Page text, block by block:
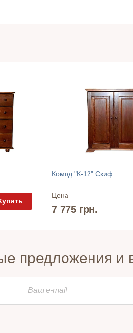
Комод "К-12" Скиф
Цена
7 775 грн.
предложения и